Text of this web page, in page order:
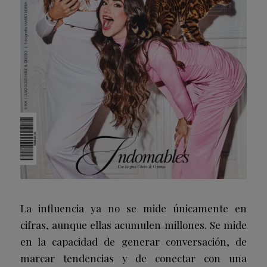
La influencia ya no se mide únicamente en
cifras, aunque ellas acumulen millones. Se mide
en la capacidad de generar conversación, de
marcar tendencias y de conectar con una